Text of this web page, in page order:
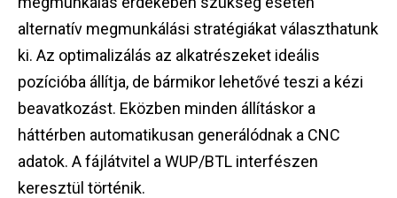
alternatív megmunkálási stratégiákat választhatunk
ki. Az optimalizálás az alkatrészeket ideális
pozícióba állítja, de bármikor lehetővé teszi a kézi
beavatkozást. Eközben minden állításkor a
háttérben automatikusan generálódnak a CNC
adatok. A fájlátvitel a WUP/BTL interfészen
keresztül történik.